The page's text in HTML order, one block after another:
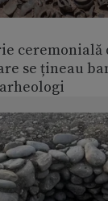
ceremonială
se țineau